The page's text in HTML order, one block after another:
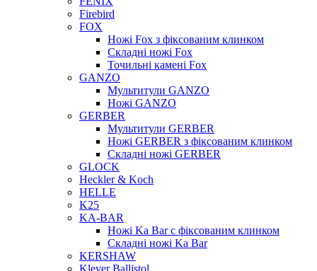
Firebird
FOX
Ножі Fox з фіксованим клинком
Складні ножі Fox
Точильні камені Fox
GANZO
Мультитули GANZO
Ножі GANZO
GERBER
Мультитули GERBER
Ножі GERBER з фіксованим клинком
Складні ножі GERBER
GLOCK
Heckler & Koch
HELLE
K25
KA-BAR
Ножі Ka Bar c фіксованим клинком
Складні ножі Ka Bar
KERSHAW
Klever Ballistol